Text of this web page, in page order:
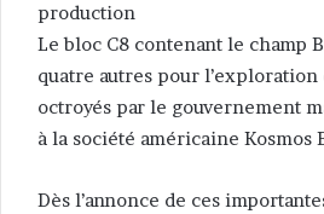
production
Le bloc C8 contenant le champ
quatre autres pour
octroyés par le gouvernement
à la société américaine Kosmos
Dès l’annonce de ces